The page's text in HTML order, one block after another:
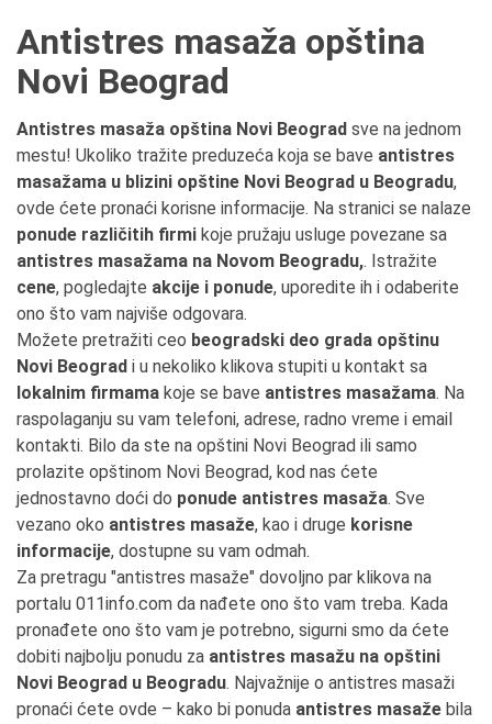
Antistres masaža opština
Novi Beograd
Antistres masaža opština Novi Beograd sve na jednom
mestu! Ukoliko tražite preduzeća koja se bave antistres
masažama u blizini opštine Novi Beograd u Beogradu,
ovde ćete pronaći korisne informacije. Na stranici se nalaze
ponude različitih firmi koje pružaju usluge povezane sa
antistres masažama na Novom Beogradu,. Istražite
cene, pogledajte akcije i ponude, uporedite ih i odaberite
ono što vam najviše odgovara.
Možete pretražiti ceo beogradski deo grada opštinu
Novi Beograd i u nekoliko klikova stupiti u kontakt sa
lokalnim firmama koje se bave antistres masažama. Na
raspolaganju su vam telefoni, adrese, radno vreme i email
kontakti. Bilo da ste na opštini Novi Beograd ili samo
prolazite opštinom Novi Beograd, kod nas ćete
jednostavno doći do ponude antistres masaža. Sve
vezano oko antistres masaže, kao i druge korisne
informacije, dostupne su vam odmah.
Za pretragu "antistres masaže" dovoljno par klikova na
portalu 011info.com da nađete ono što vam treba. Kada
pronađete ono što vam je potrebno, sigurni smo da ćete
dobiti najbolju ponudu za antistres masažu na opštini
Novi Beograd u Beogradu. Najvažnije o antistres masaži
pronaći ćete ovde – kako bi ponuda antistres masaže bila